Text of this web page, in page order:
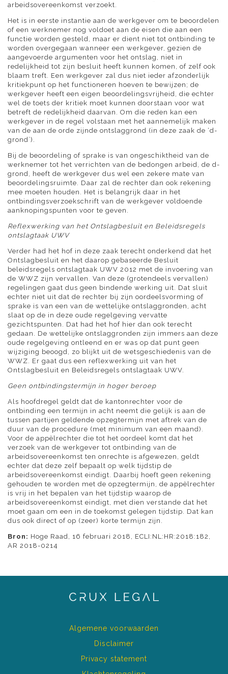
arbeidsovereenkomst verzoekt.
Het is in eerste instantie aan de werkgever om te beoordelen
of een werknemer nog voldoet aan de eisen die aan een
functie worden gesteld, maar er dient niet tot ontbinding te
worden overgegaan wanneer een werkgever, gezien de
aangevoerde argumenten voor het ontslag, niet in
redelijkheid tot zijn besluit heeft kunnen komen, of zelf ook
blaam treft. Een werkgever zal dus niet ieder afzonderlijk
kritiekpunt op het functioneren hoeven te bewijzen; de
werkgever heeft een eigen beoordelingsvrijheid, die echter
wel de toets der kritiek moet kunnen doorstaan voor wat
betreft de redelijkheid daarvan. Om die reden kan een
werkgever in de regel volstaan met het aannemelijk maken
van de aan de orde zijnde ontslaggrond (in deze zaak de ‘d-
grond’).
Bij de beoordeling of sprake is van ongeschiktheid van de
werknemer tot het verrichten van de bedongen arbeid, de d-
grond, heeft de werkgever dus wel een zekere mate van
beoordelingsruimte. Daar zal de rechter dan ook rekening
mee moeten houden. Het is belangrijk daar in het
ontbindingsverzoekschrift van de werkgever voldoende
aanknopingspunten voor te geven.
Reflexwerking van het Ontslagbesluit en Beleidsregels
ontslagtaak UWV
Verder had het hof in deze zaak terecht onderkend dat het
Ontslagbesluit en het daarop gebaseerde Besluit
beleidsregels ontslagtaak UWV 2012 met de invoering van
de WWZ zijn vervallen. Van deze (grotendeels vervallen)
regelingen gaat dus geen bindende werking uit. Dat sluit
echter niet uit dat de rechter bij zijn oordeelsvorming of
sprake is van een van de wettelijke ontslaggronden, acht
slaat op de in deze oude regelgeving vervatte
gezichtspunten. Dat had het hof hier dan ook terecht
gedaan. De wettelijke ontslaggronden zijn immers aan deze
oude regelgeving ontleend en er was op dat punt geen
wijziging beoogd, zo blijkt uit de wetsgeschiedenis van de
WWZ. Er gaat dus een reflexwerking uit van het
Ontslagbesluit en Beleidsregels ontslagtaak UWV.
Geen ontbindingstermijn in hoger beroep
Als hoofdregel geldt dat de kantonrechter voor de
ontbinding een termijn in acht neemt die gelijk is aan de
tussen partijen geldende opzegtermijn met aftrek van de
duur van de procedure (met minimum van een maand).
Voor de appèlrechter die tot het oordeel komt dat het
verzoek van de werkgever tot ontbinding van de
arbeidsovereenkomst ten onrechte is afgewezen, geldt
echter dat deze zelf bepaalt op welk tijdstip de
arbeidsovereenkomst eindigt. Daarbij hoeft geen rekening
gehouden te worden met de opzegtermijn, de appèlrechter
is vrij in het bepalen van het tijdstip waarop de
arbeidsovereenkomst eindigt, met dien verstande dat het
moet gaan om een in de toekomst gelegen tijdstip. Dat kan
dus ook direct of op (zeer) korte termijn zijn.
Bron: Hoge Raad, 16 februari 2018, ECLI:NL:HR:2018:182,
AR 2018-0214
Algemene voorwaarden
Disclaimer
Privacy statement